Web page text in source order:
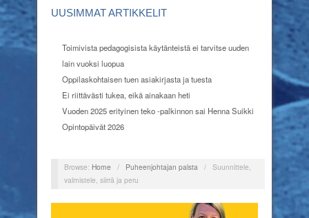
UUSIMMAT ARTIKKELIT
Toimivista pedagogisista käytänteistä ei tarvitse uuden
lain vuoksi luopua
Oppilaskohtaisen tuen asiakirjasta ja tuesta
Ei riittävästi tukea, eikä ainakaan heti
Vuoden 2025 erityinen teko -palkinnon sai Henna Suikki
Opintopäivät 2026
Browse: Home / Puheenjohtajan palsta /
Suunnittele,
valmistele, siirrä ja peru